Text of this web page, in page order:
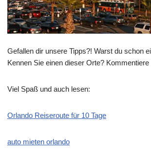
Gefallen dir unsere Tipps?! Warst du schon
Kennen Sie einen dieser Orte? Kommentiere
Viel Spaß und auch lesen:
Orlando Reiseroute für 10 Tage
auto mieten orlando